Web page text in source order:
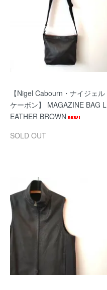
【Nigel Cabourn・ナイジェル
ケーボン】 MAGAZINE BAG L
EATHER BROWN
SOLD OUT